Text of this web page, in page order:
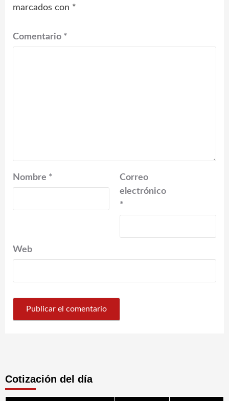
marcados con *
Comentario *
Nombre *
Correo
electrónico
*
Web
Cotización del día